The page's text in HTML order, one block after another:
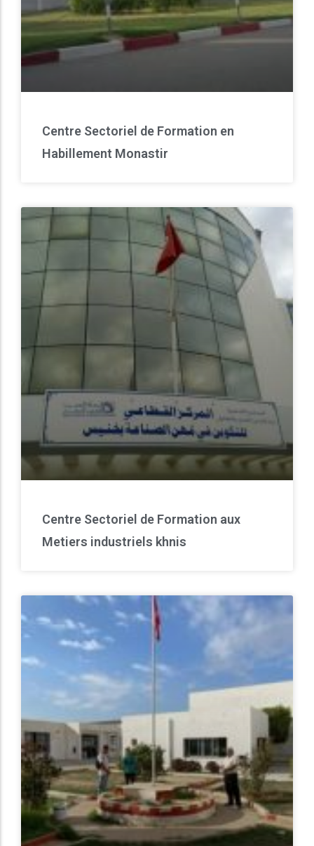
Centre Sectoriel de Formation en
Habillement Monastir
Centre Sectoriel de Formation aux
Metiers industriels khnis